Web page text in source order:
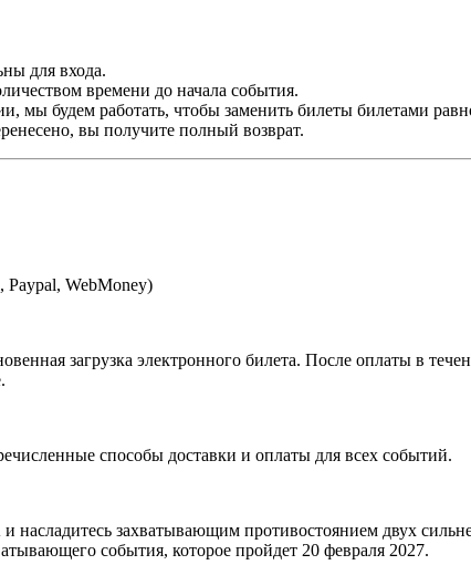
для входа.
времени до начала события.
мы будем работать, чтобы заменить билеты билетами
вы получите полный возврат.
WebMoney)
загрузка электронного билета. После оплаты в
способы доставки и оплаты для всех событий.
насладитесь захватывающим противостоянием двух
события, которое пройдет 20 февраля 2027.